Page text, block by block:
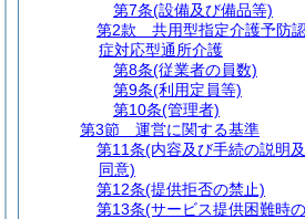
第7条(設備及び備品等)
第2款
共用型指定介護予防
症対応型通所介護
第8条(従業者の員数)
第9条(利用定員等)
第10条(管理者)
第3節
運営に関する基準
第11条(内容及び手続の説明
同意)
第12条(提供拒否の禁止)
第13条(サービス提供困難時